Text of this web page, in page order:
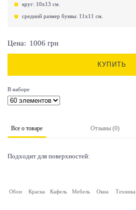
круг: 10x13 см.
средний размер буквы: 11x11 см.
Цена: 1006 грн
КУПИТЬ
В наборе
Все о товаре Отзывы (0)
Подходит для поверхностей:
Обои Краска Кафель Мебель Окна Техника